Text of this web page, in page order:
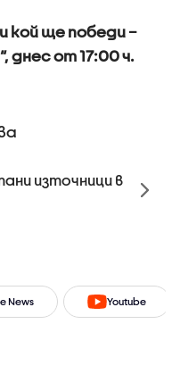
кой ще победи –
днес от 17:00 ч.
източници в
News Youtube